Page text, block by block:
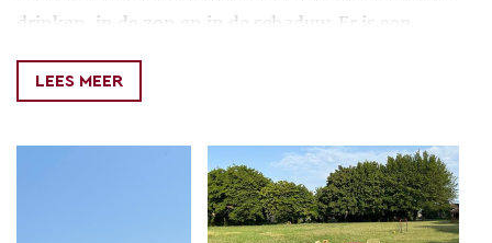
drinken, in de zon en in de schaduw. Er is een
prachtigzwembad
Er zijn verschillende terrassen en er is rust en
voetbaldoeltjes, schommels en een glijbaan.
Château des Edelins ligt in een typisch Frans dorp
LEES MEER